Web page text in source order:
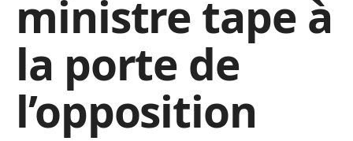
ministre tape à
la porte de
l’opposition